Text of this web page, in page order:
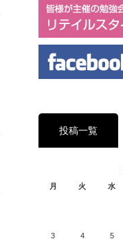
投稿一覧
月
火 水
3 4 5